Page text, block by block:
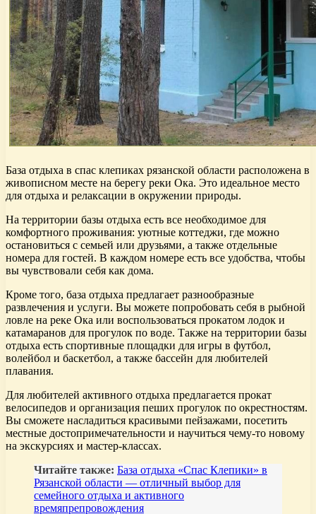
База отдыха в спас клепиках рязанской области расположена в
живописном месте на берегу реки Ока. Это идеальное место
для отдыха и релаксации в окружении природы.
На территории базы отдыха есть все необходимое для
комфортного проживания: уютные коттеджи, где можно
остановиться с семьей или друзьями, а также отдельные
номера для гостей. В каждом номере есть все удобства, чтобы
вы чувствовали себя как дома.
Кроме того, база отдыха предлагает разнообразные
развлечения и услуги. Вы можете попробовать себя в рыбной
ловле на реке Ока или воспользоваться прокатом лодок и
катамаранов для прогулок по воде. Также на территории базы
отдыха есть спортивные площадки для игры в футбол,
волейбол и баскетбол, а также бассейн для любителей
плавания.
Для любителей активного отдыха предлагается прокат
велосипедов и организация пеших прогулок по окрестностям.
Вы сможете насладиться красивыми пейзажами, посетить
местные достопримечательности и научиться чему-то новому
на экскурсиях и мастер-классах.
Читайте также: База отдыха «Спас Клепики» в
Рязанской области — отличный выбор для
семейного отдыха и активного
времяпрепровождения